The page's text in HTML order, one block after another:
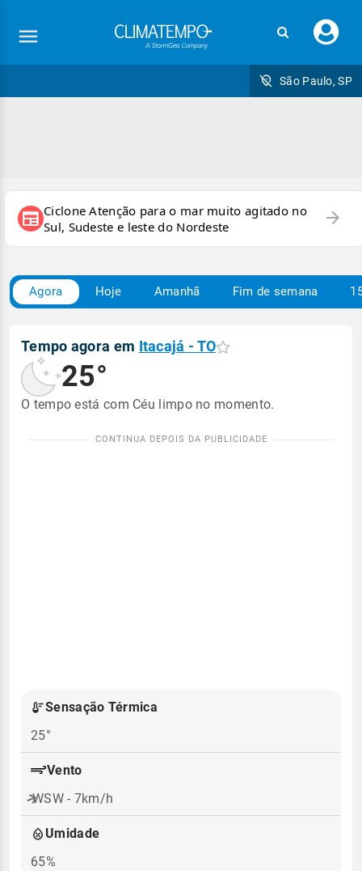
seu
São Paulo, SP
newspaper Ciclone Atenção para o mar muito agitado no
Sul, Sudeste e leste do Nordeste
arrow_forward
Agora Hoje Amanhã Fim de semana
Tempo agora em Itacajá - TO
25°
O tempo está com Céu limpo no momento.
Sensação Térmica
25°
Vento
WSW - 7km/h
Umidade
65%